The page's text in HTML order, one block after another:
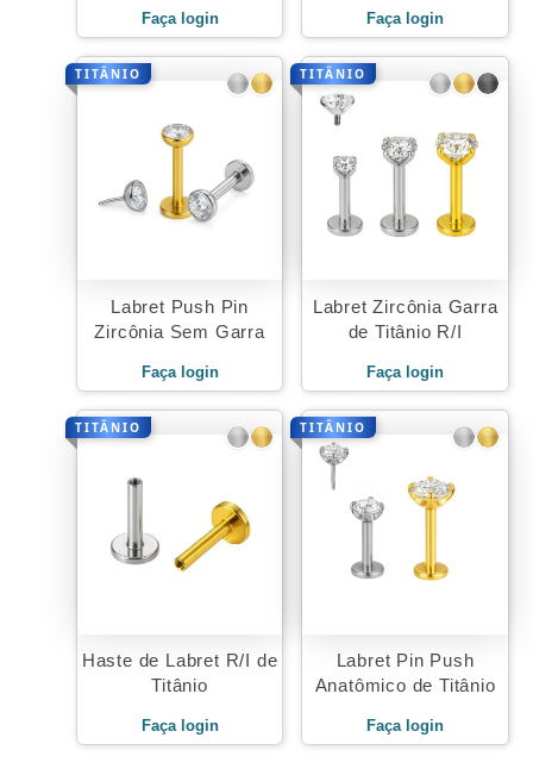
Faça login Faça login
TITÂNIO
Labret Push Pin
Zircônia Sem Garra
Faça login
TITÂNIO
Labret Zircônia Garra
de Titânio R/I
Faça login
TITÂNIO
Haste de Labret R/I de
Titânio
Faça login
TITÂNIO
Labret Pin Push
Anatômico de Titânio
Faça login